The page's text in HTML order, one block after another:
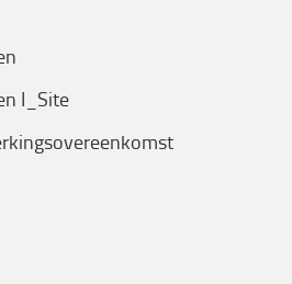
I_Site